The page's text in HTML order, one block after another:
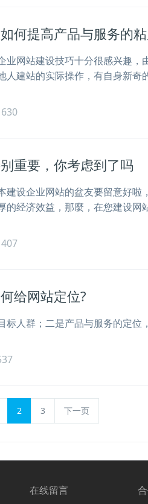
何提高产品与服务的粘
业网站建设技巧十分很感兴趣，
人建站的实际操作，有自身新奇
630
重要，你考虑到了吗
建设企业网站的盆友要留意好啦
的经济效益，那麼，在您建设网
407
给网站定位?
标人群；二是产品与服务的定位
2 3 下一页
在线留言